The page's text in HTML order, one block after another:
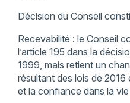
Décision du Conseil
Recevabilité : le Conseil
l’article 195 dans la
1999, mais retient un
résultant des lois de
et la confiance dans la